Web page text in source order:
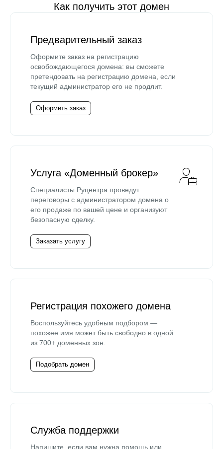
Как получить этот домен
Предварительный заказ
Оформите заказ на регистрацию
освобождающегося домена: вы сможете
претендовать на регистрацию домена, если
текущий администратор его не продлит.
Оформить заказ
Услуга «Доменный брокер»
Специалисты Руцентра проведут
переговоры с администратором домена о
его продаже по вашей цене и организуют
безопасную сделку.
Заказать услугу
Регистрация похожего домена
Воспользуйтесь удобным подбором —
похожее имя может быть свободно в одной
из 700+ доменных зон.
Подобрать домен
Служба поддержки
Напишите, если вам нужна помощь или